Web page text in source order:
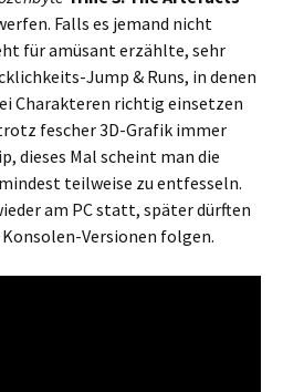
Falls es jemand nicht
für amüsant erzählte, sehr
Jump & Runs, in denen
Charakteren richtig einsetzen
fescher 3D-Grafik immer
dieses Mal scheint man die
teilweise zu entfesseln.
am PC statt, später dürften
Versionen folgen.